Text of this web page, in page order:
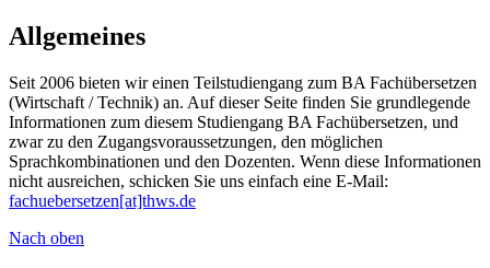
Allgemeines
Seit 2006 bieten wir einen Teilstudiengang zum BA Fachübersetzen
(Wirtschaft / Technik) an. Auf dieser Seite finden Sie grundlegende
Informationen zum diesem Studiengang BA Fachübersetzen, und
zwar zu den Zugangsvoraussetzungen, den möglichen
Sprachkombinationen und den Dozenten. Wenn diese Informationen
nicht ausreichen, schicken Sie uns einfach eine E-Mail:
fachuebersetzen[at]thws.de
Nach oben